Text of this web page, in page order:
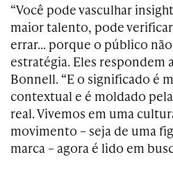
“Você pode vasculhar
maior talento, pode
errar… porque o público
estratégia. Eles respondem
Bonnell. “E o significado é
contextual e é moldado
real. Vivemos em uma
movimento – seja de uma
marca – agora é lido em